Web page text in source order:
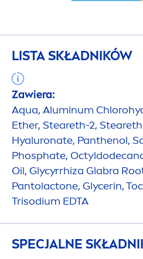
LISTA SKŁADNIKÓW
Zawiera:
Aqua, Aluminum Chloro
Ether, Steareth-2,
Hyaluronate, Panthenol,
Phosphate,
Oil, Glycyrrhiza Glabra
Pantolactone, Glycerin,
Trisodium EDTA
SPECJALNE